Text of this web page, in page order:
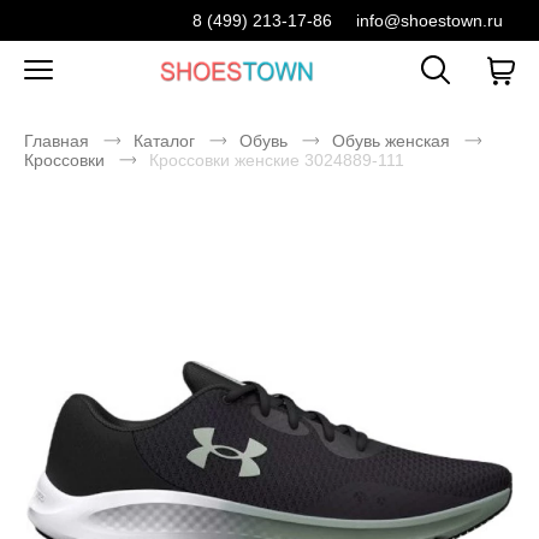
8 (499) 213-17-86 info@shoestown.ru
Главная Каталог Обувь
Обувь женская
Кроссовки
Кроссовки женские 3024889-111